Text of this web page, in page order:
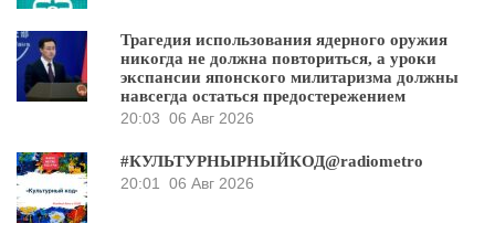
Трагедия использования ядерного оружия
никогда не должна повториться, а уроки
экспансии японского милитаризма должны
навсегда остаться предостережением
20:03 06 Авг 2026
#КУЛЬТУРНЫРНЫЙКОД@radiometro
20:01
06 Авг 2026